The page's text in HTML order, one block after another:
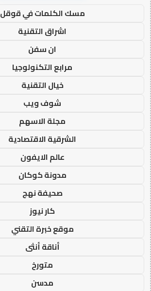
مسك الكلمات في قوقل
اشراق التقنية
ان سفن
مرابع التكنولوجيا
خيال التقنية
شوف ويب
مجلة الاسهم
الشرقية الاقتصادية
عالم الايفون
مدونة كوكان
صحيفة نهج
كار نيوز
موقع خبرة التقني
أناقة أنثى
متورخ
مدسن